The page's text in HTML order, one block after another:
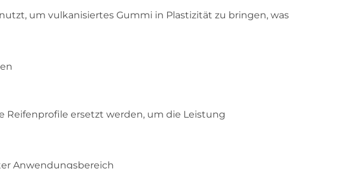
um vulkanisiertes Gummi in Plastizität zu bringen, was
Reifenprofile ersetzt werden, um die Leistung
Anwendungsbereich